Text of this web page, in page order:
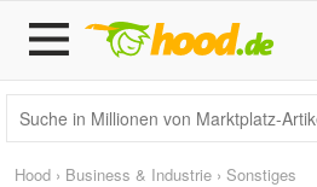
Hood › Business & Industrie › Sonstiges